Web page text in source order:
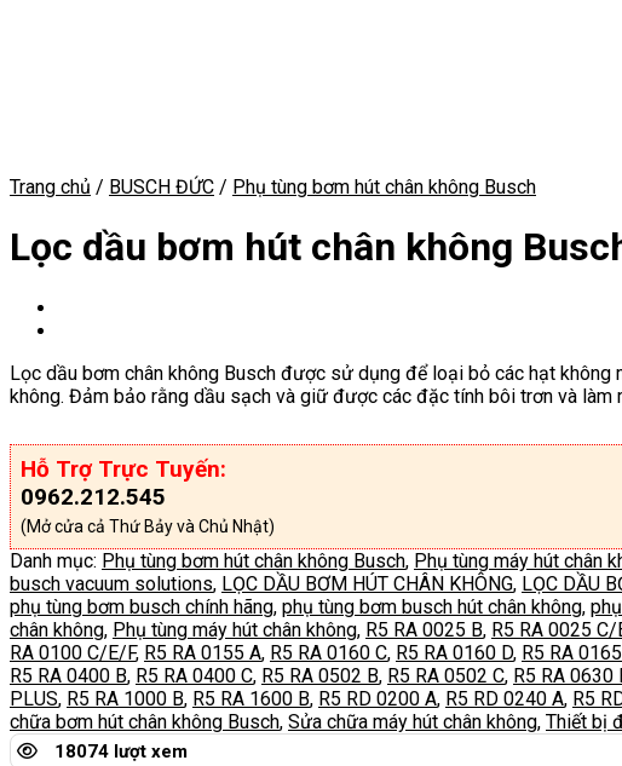
Trang chủ / BUSCH ĐỨC / Phụ tùng bơm hút chân không Busch
Lọc dầu bơm hút chân không
Lọc dầu bơm chân không Busch được sử dụng để loại bỏ các hạt không
không. Đảm bảo rằng dầu sạch và giữ được các đặc tính bôi trơn và làm
Hỗ Trợ Trực Tuyến:
0962.212.545
(Mở cửa cả Thứ Bảy và Chủ Nhật)
Danh mục: Phụ tùng bơm hút chân không Busch, Phụ tùng máy hút chân
busch vacuum solutions, LỌC DẦU BƠM HÚT CHÂN KHÔNG, LỌC DẦU
phụ tùng bơm busch chính hãng, phụ tùng bơm busch hút chân không,
chân không, Phụ tùng máy hút chân không, R5 RA 0025 B, R5 RA 0025 C/
RA 0100 C/E/F, R5 RA 0155 A, R5 RA 0160 C, R5 RA 0160 D, R5 RA
R5 RA 0400 B, R5 RA 0400 C, R5 RA 0502 B, R5 RA 0502 C, R5 RA 0630
PLUS, R5 RA 1000 B, R5 RA 1600 B, R5 RD 0200 A, R5 RD 0240 A, R5
chữa bơm hút chân không Busch, Sửa chữa máy hút chân không, Thiết bị
18074 lượt xem